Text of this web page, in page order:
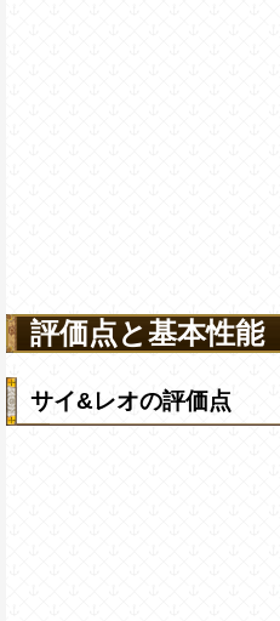
評価点と基本性能
サイ&レオの評価点